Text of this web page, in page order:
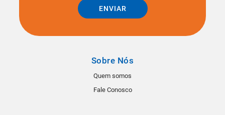
ENVIAR
Sobre Nós
Quem somos
Fale Conosco